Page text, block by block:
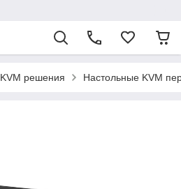
KVM решения Настольные KVM